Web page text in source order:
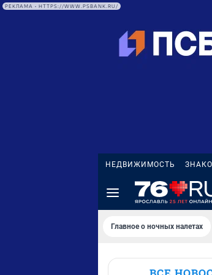
РЕКЛАМА • HTTPS://WWW.PSBANK.RU/
НЕДВИЖИМОСТЬ
Главное о ночных налетах